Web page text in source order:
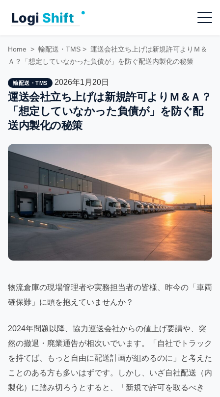
Menu
Home > 輸配送・TMS > 運送会社立ち上げは新規許可よりＭ＆
Ａ？「想定していなかった負債が」を防ぐ配送内製化の秘策
輸配送・TMS 2026年1月20日
運送会社立ち上げは新規許可よりＭ＆Ａ？
「想定していなかった負債が」を防ぐ配
送内製化の秘策
物流倉庫の現場管理者や実務担当者の皆様、昨今の「車両
確保難」に頭を抱えていませんか？
2024年問題以降、協力運送会社からの値上げ要請や、突
然の撤退・廃業通告が相次いでいます。「自社でトラック
を持てば、もっと自由に配送計画が組めるのに」と考えた
ことのある方も多いはずです。しかし、いざ自社配送（内
製化）に踏み切ろうとすると、「新規で許可を取るべき